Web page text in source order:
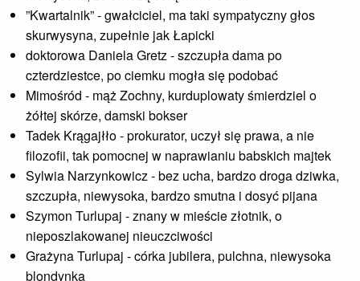
”Kwartalnik” - gwałciciel, ma taki sympatyczny głos
skurwysyna, zupełnie jak Łapicki
doktorowa Daniela Gretz - szczupła dama po
czterdziestce, po ciemku mogła się podobać
Mimośród - mąż Zochny, kurduplowaty śmierdziel o
żółtej skórze, damski bokser
Tadek Krągajłło - prokurator, uczył się prawa, a nie
filozofii, tak pomocnej w naprawianiu babskich majtek
Sylwia Narzynkowicz - bez ucha, bardzo droga dziwka,
szczupła, niewysoka, bardzo smutna i dosyć pijana
Szymon Turlupaj - znany w mieście złotnik, o
nieposzlakowanej nieuczciwości
Grażyna Turlupaj - córka jubilera, pulchna, niewysoka
blondynka